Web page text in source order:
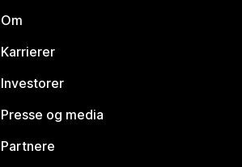
Om
Karrierer
Investorer
Presse og media
Partnere